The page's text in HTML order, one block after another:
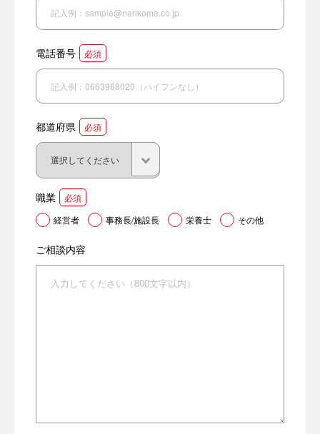
電話番号 必須
都道府県 必須
職業
必須
経営者
事務長/施設長 栄養士 その他
ご相談内容